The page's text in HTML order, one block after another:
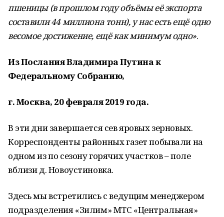
пшеницы (в прошлом году объёмы её экспорта
составили 44 миллиона тонн), у нас есть ещё одно
весомое достижение, ещё как минимум одно».
Из Послания Владимира Путина к
Федеральному Собранию,
г. Москва, 20 февраля 2019 года.
В эти дни завершается сев яровых зерновых.
Корреспонденты районных газет побывали на
одном из по сезону горячих участков – поле
вблизи д. Новоустиновка.
Здесь мы встретились с ведущим менеджером
подразделения «Зилим» МТС «Центральная»